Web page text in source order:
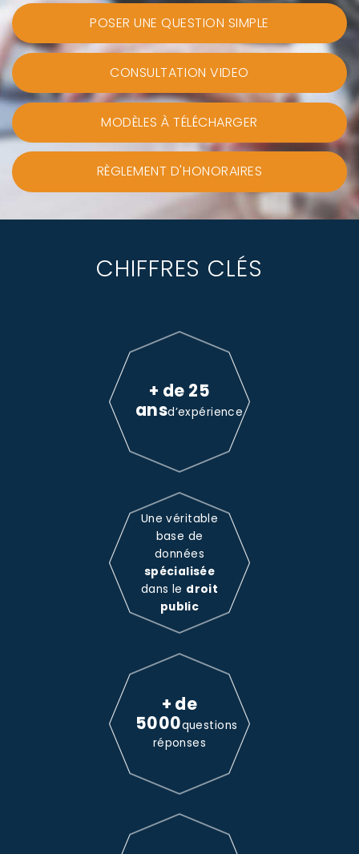
POSER UNE QUESTION SIMPLE
CONSULTATION VIDEO
MODÈLES À TÉLÉCHARGER
RÈGLEMENT D'HONORAIRES
CHIFFRES CLÉS
+ de 25
ansd’expérience
Une véritable
base de
données
spécialisée
dans le droit
public
+ de
5000questions
réponses